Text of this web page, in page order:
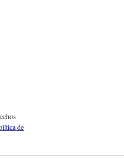
de